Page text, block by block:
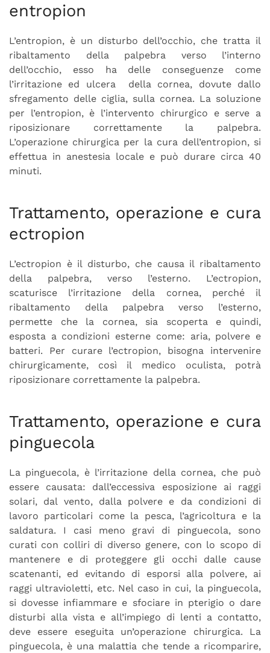
entropion
L’entropion, è un disturbo dell’occhio, che tratta il
ribaltamento della palpebra verso l’interno
dell’occhio, esso ha delle conseguenze come
l’irritazione ed ulcera della cornea, dovute dallo
sfregamento delle ciglia, sulla cornea. La soluzione
per l’entropion, è l’intervento chirurgico e serve a
riposizionare correttamente la palpebra.
L’operazione chirurgica per la cura dell’entropion, si
effettua in anestesia locale e può durare circa 40
minuti.
Trattamento, operazione e cura
ectropion
L’ectropion è il disturbo, che causa il ribaltamento
della palpebra, verso l’esterno. L’ectropion,
scaturisce l’irritazione della cornea, perché il
ribaltamento della palpebra verso l’esterno,
permette che la cornea, sia scoperta e quindi,
esposta a condizioni esterne come: aria, polvere e
batteri. Per curare l’ectropion, bisogna intervenire
chirurgicamente, così il medico oculista, potrà
riposizionare correttamente la palpebra.
Trattamento, operazione e cura
pinguecola
La pinguecola, è l’irritazione della cornea, che può
essere causata: dall’eccessiva esposizione ai raggi
solari, dal vento, dalla polvere e da condizioni di
lavoro particolari come la pesca, l’agricoltura e la
saldatura. I casi meno gravi di pinguecola, sono
curati con colliri di diverso genere, con lo scopo di
mantenere e di proteggere gli occhi dalle cause
scatenanti, ed evitando di esporsi alla polvere, ai
raggi ultravioletti, etc. Nel caso in cui, la pinguecola,
si dovesse infiammare e sfociare in pterigio o dare
disturbi alla vista e all’impiego di lenti a contatto,
deve essere eseguita un’operazione chirurgica. La
pinguecola, è una malattia che tende a ricomparire,